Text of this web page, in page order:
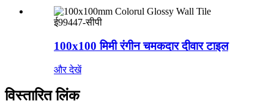
ई99447-सीपी
100x100 मिमी रंगीन चमकदार दीवार टाइल
और देखें
विस्तारित लिंक